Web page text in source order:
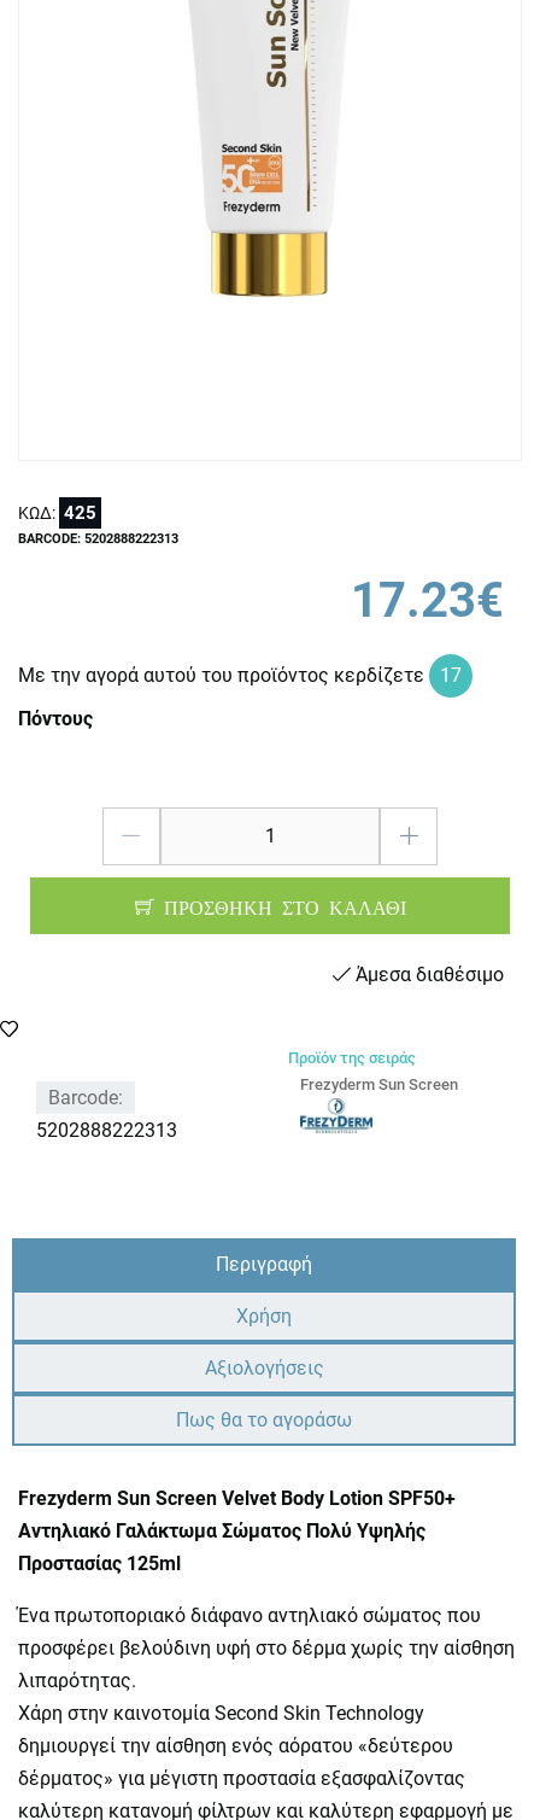
ΚΩΔ: 425
BARCODE: 5202888222313
17.23€
Με την αγορά αυτού του προϊόντος κερδίζετε
17
Πόντους
ΠΡΟΣΘΗΚΗ ΣΤΟ ΚΑΛΑΘΙ
Άμεσα διαθέσιμο
Barcode:
5202888222313
Προϊόν της σειράς
Frezyderm Sun Screen
Περιγραφή
Χρήση
Αξιολογήσεις
Πως θα το αγοράσω
Frezyderm Sun Screen Velvet Body Lotion SPF50+
Αντηλιακό Γαλάκτωμα Σώματος Πολύ Υψηλής
Προστασίας 125ml
Ένα πρωτοποριακό διάφανο αντηλιακό σώματος που
προσφέρει βελούδινη υφή στο δέρμα χωρίς την αίσθηση
λιπαρότητας.
Χάρη στην καινοτομία Second Skin Technology
δημιουργεί την αίσθηση ενός αόρατου «δεύτερου
δέρματος» για μέγιστη προστασία εξασφαλίζοντας
καλύτερη κατανομή φίλτρων και καλύτερη εφαρμογή με